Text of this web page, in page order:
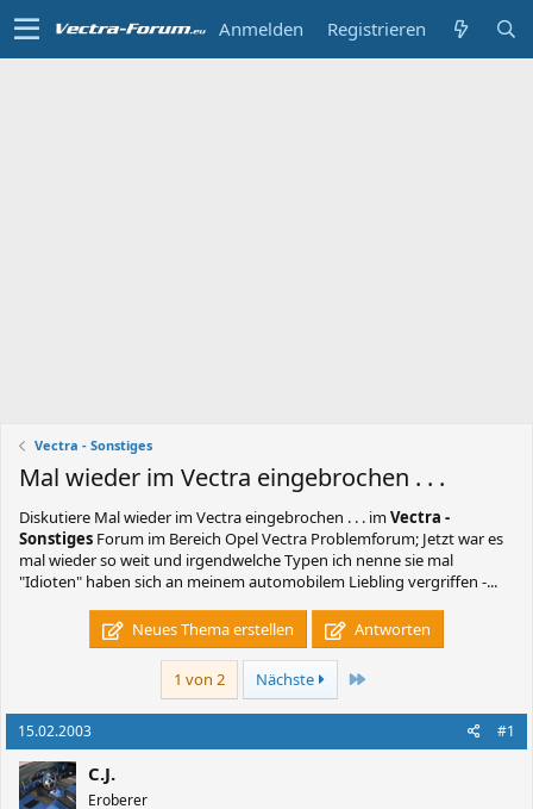
Anmelden Registrieren
Vectra - Sonstiges
Mal wieder im Vectra eingebrochen . . .
Diskutiere Mal wieder im Vectra eingebrochen . . . imVectra -
Sonstiges Forum im Bereich Opel Vectra Problemforum; Jetzt war es
mal wieder so weit und irgendwelche Typen ich nenne sie mal
"Idioten" haben sich an meinem automobilem Liebling vergriffen -...
Neues Thema erstellen Antworten
1 von 2 Nächste Letzte
15.02.2003 #1
C.J.
Eroberer